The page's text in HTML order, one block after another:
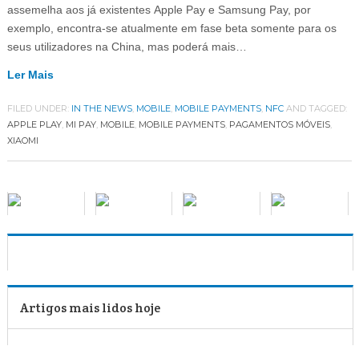
assemelha aos já existentes Apple Pay e Samsung Pay, por
exemplo, encontra-se atualmente em fase beta somente para os
seus utilizadores na China, mas poderá mais…
Ler Mais
FILED UNDER: IN THE NEWS, MOBILE, MOBILE PAYMENTS, NFC AND TAGGED:
APPLE PLAY, MI PAY, MOBILE, MOBILE PAYMENTS, PAGAMENTOS MÓVEIS,
XIAOMI
Artigos mais lidos hoje